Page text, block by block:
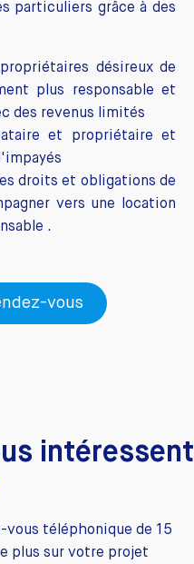
particuliers grâce à des
désireux de
plus responsable et
des revenus limités
et propriétaire et
droits et obligations de
vers une location
.
vous
intéressent
vous téléphonique de 15
plus sur votre projet